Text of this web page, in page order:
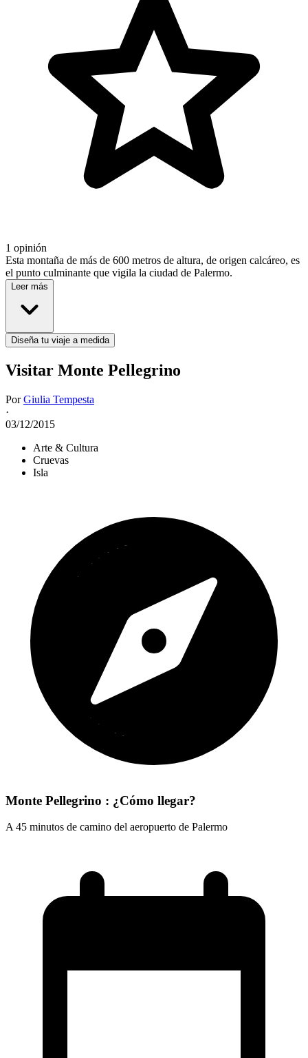
1 opinión
Esta montaña de más de 600 metros de altura, de origen calcáreo, es
el punto culminante que vigila la ciudad de Palermo.
Leer más
Diseña tu viaje a medida
Visitar Monte Pellegrino
PorGiulia Tempesta
·
03/12/2015
Arte & Cultura
Cruevas
Isla
Monte Pellegrino : ¿Cómo llegar?
A 45 minutos de camino del aeropuerto de Palermo